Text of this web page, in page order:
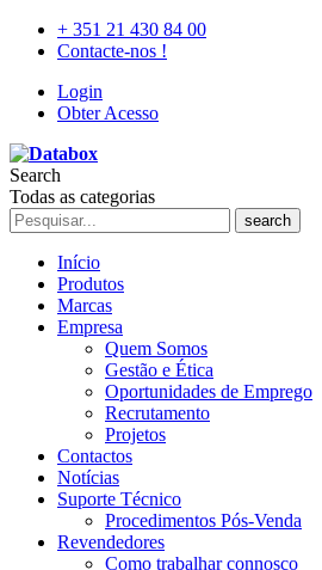
+ 351 21 430 84 00
Contacte-nos !
Login
Obter Acesso
Search
Todas as categorias
search
Início
Produtos
Marcas
Empresa
Quem Somos
Gestão e Ética
Oportunidades de Emprego
Recrutamento
Projetos
Contactos
Notícias
Suporte Técnico
Procedimentos Pós-Venda
Revendedores
Como trabalhar connosco